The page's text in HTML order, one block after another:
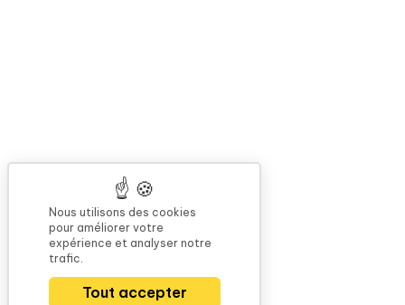
Nous utilisons des cookies
pour améliorer votre
expérience et analyser notre
trafic.
Tout accepter